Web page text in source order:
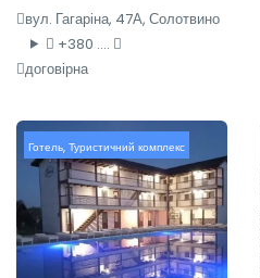
вул. Гагаріна, 47А, Солотвино
+380 ....
договірна
Готель, Туристичний комплекс